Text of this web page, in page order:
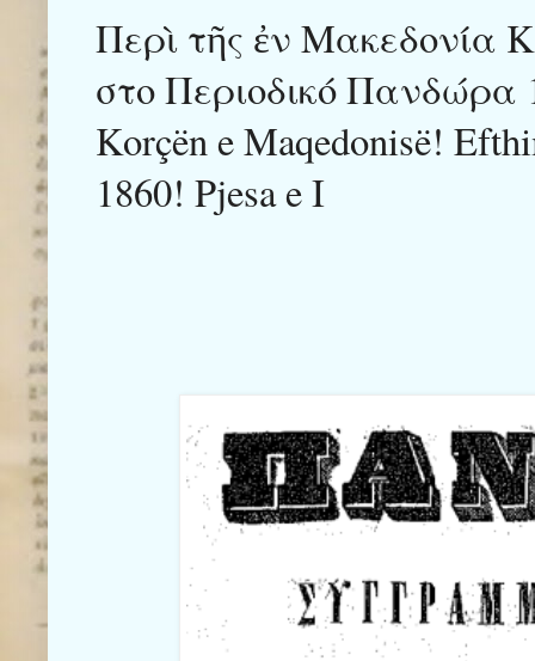
Περὶ τῆς ἐν Μακεδονία
στο Περιοδικό Πανδώρα
Korçën e Maqedonisë!
1860! Pjesa e I